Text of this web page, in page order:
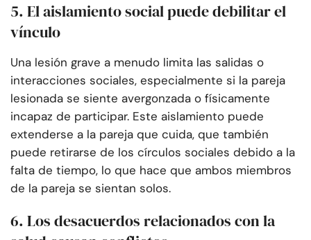
5. El aislamiento social puede debilitar el
vínculo
Una lesión grave a menudo limita las salidas o
interacciones sociales, especialmente si la pareja
lesionada se siente avergonzada o físicamente
incapaz de participar. Este aislamiento puede
extenderse a la pareja que cuida, que también
puede retirarse de los círculos sociales debido a la
falta de tiempo, lo que hace que ambos miembros
de la pareja se sientan solos.
6. Los desacuerdos relacionados con la